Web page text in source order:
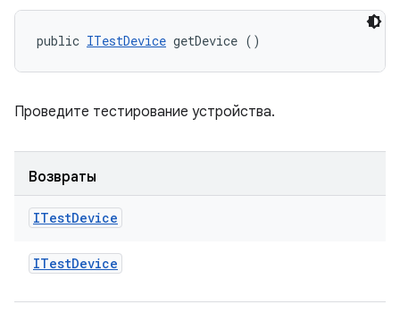
public ITestDevice getDevice ()
Проведите тестирование устройства.
Возвраты
ITestDevice
ITestDevice